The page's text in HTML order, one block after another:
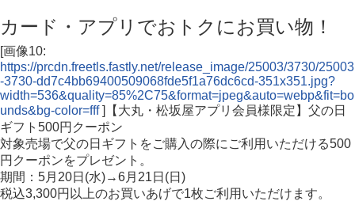
カード・アプリでおトクにお買い物！
[画像10:
https://prcdn.freetls.fastly.net/release_image/25003/3730/25003
-3730-dd7c4bb69400509068fde5f1a76dc6cd-351x351.jpg?
width=536&quality=85%2C75&format=jpeg&auto=webp&fit=bo
unds&bg-color=fff]【大丸・松坂屋アプリ会員様限定】父の日
ギフト500円クーポン
対象売場で父の日ギフトをご購入の際にご利用いただける500
円クーポンをプレゼント。
期間：5月20日(水)→6月21日(日)
税込3,300円以上のお買いあげで1枚ご利用いただけます。